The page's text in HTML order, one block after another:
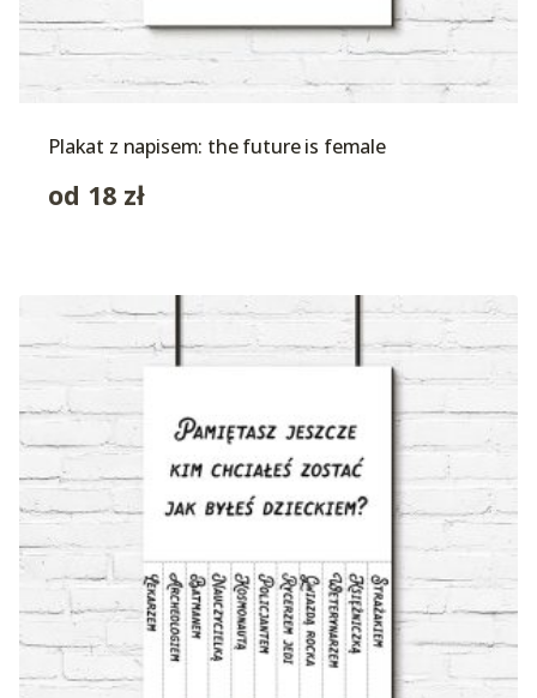
Plakat z napisem: the future is female
od 18 zł